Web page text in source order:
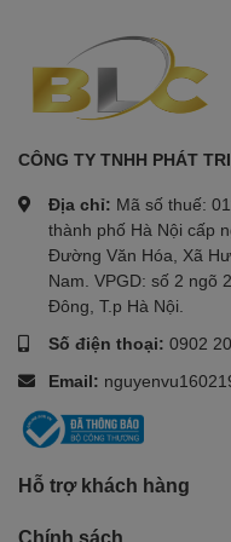
CÔNG TY TNHH PHÁT
Địa chỉ: Mã số thuế:
thành phố Hà Nội cấp
Đường Văn Hóa, Xã
Nam. VPGD: số 2 ngõ
Đông, T.p Hà Nội.
Số điện thoại: 0902
Email:
Hỗ trợ khách hàng
Chính sách